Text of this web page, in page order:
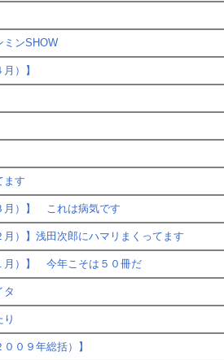
ミンSHOW
月）】
ます
月）】 これは病気です
月）】浅田次郎にハマリまくってます
月）】 今年こそは５０冊だ
タ
り
００９年総括）】